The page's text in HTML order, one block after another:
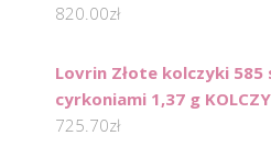
820.00zł
Lovrin Złote kolczyki 585
cyrkoniami 1,37 g
725.70zł